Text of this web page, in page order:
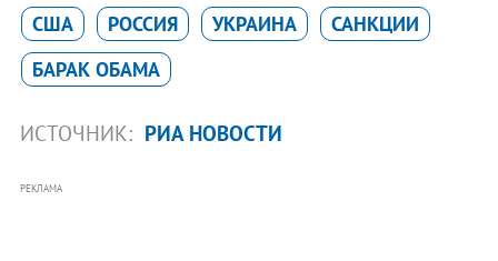
США РОССИЯ УКРАИНА
САНКЦИИ
БАРАК ОБАМА
ИСТОЧНИК: РИА НОВОСТИ
РЕКЛАМА